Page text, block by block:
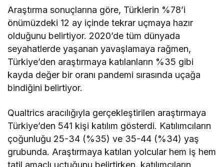
Araştırma sonuçlarına göre, Türklerin %78’i
önümüzdeki 12 ay içinde tekrar uçmaya hazır
olduğunu belirtiyor. 2020’de tüm dünyada
seyahatlerde yaşanan yavaşlamaya rağmen,
Türkiye’den araştırmaya katılanların %35 gibi
kayda değer bir oranı pandemi sırasında uçağa
bindiğini belirtiyor.
Qualtrics aracılığıyla gerçekleştirilen araştırmaya
Türkiye’den 541 kişi katılım gösterdi. Katılımcıların
çoğunluğu 25-34 (%35) ve 35-44 (%34) yaş
grubunda. Araştırmaya katılan yolcular hem iş hem
tatil amaçlı uçtuğunu belirtirken, katılımcıların